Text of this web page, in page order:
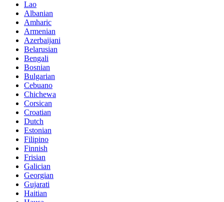
Lao
Albanian
Amharic
Armenian
Azerbaijani
Belarusian
Bengali
Bosnian
Bulgarian
Cebuano
Chichewa
Corsican
Croatian
Dutch
Estonian
Filipino
Finnish
Frisian
Galician
Georgian
Gujarati
Haitian